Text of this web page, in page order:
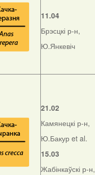
11.04
Брэсцкі р-н,
Ю.Янкевіч
21.02
Камянецкі р-н,
Ю.Бакур et al.
15.03
Жабінкаўскі р-н,